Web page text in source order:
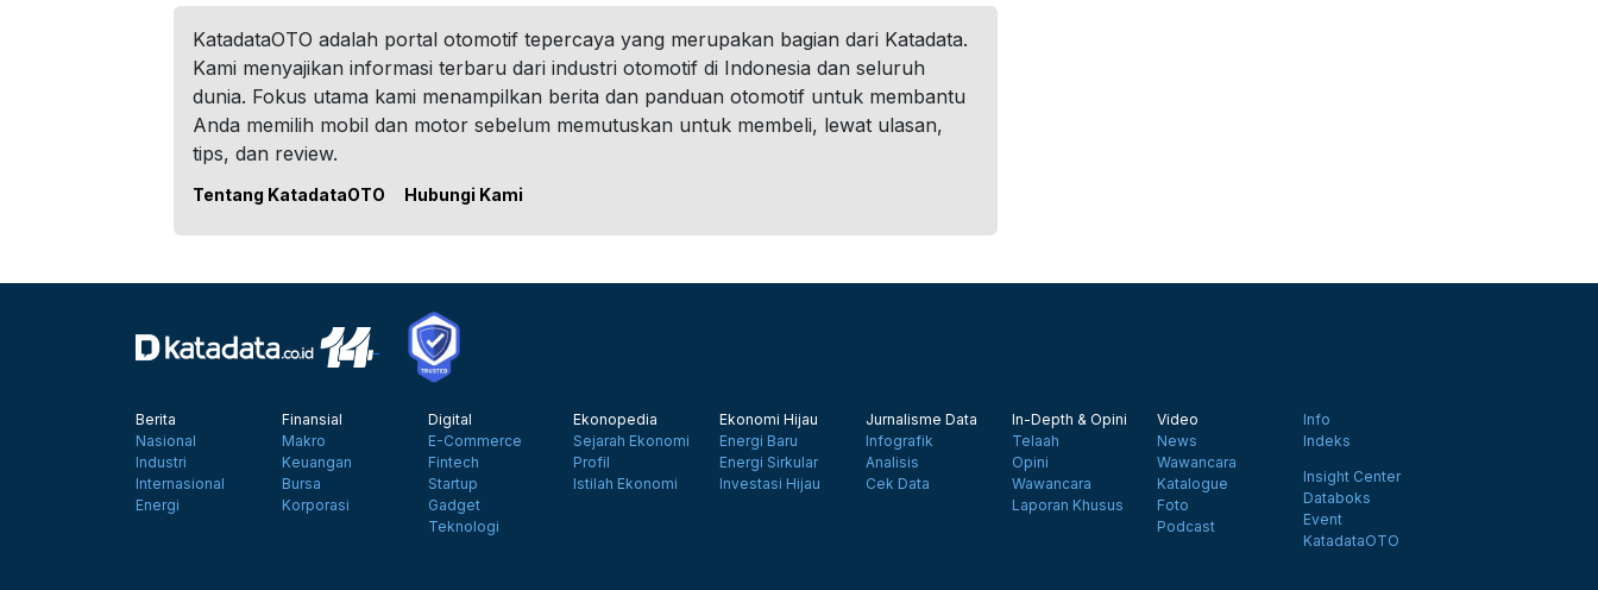
KatadataOTO adalah portal otomotif tepercaya yang merupakan bagian dari Katadata.
Kami menyajikan informasi terbaru dari industri otomotif di Indonesia dan seluruh
dunia. Fokus utama kami menampilkan berita dan panduan otomotif untuk membantu
Anda memilih mobil dan motor sebelum memutuskan untuk membeli, lewat ulasan,
tips, dan review.
Tentang KatadataOTO Hubungi Kami
Berita
Nasional
Industri
Internasional
Energi
Finansial
Makro
Keuangan
Bursa
Korporasi
Digital
E-Commerce
Fintech
Startup
Gadget
Teknologi
Ekonopedia
Sejarah Ekonomi
Profil
Istilah Ekonomi
Ekonomi Hijau
Energi Baru
Energi Sirkular
Investasi Hijau
Jurnalisme Data
Infografik
Analisis
Cek Data
In-Depth & Opini
Telaah
Opini
Wawancara
Laporan Khusus
Video
News
Wawancara
Katalogue
Foto
Podcast
Info
Indeks
Insight Center
Databoks
Event
KatadataOTO